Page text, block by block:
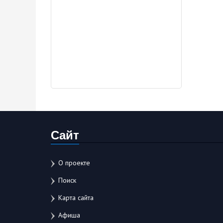
Сайт
О проекте
Поиск
Карта сайта
Афиша